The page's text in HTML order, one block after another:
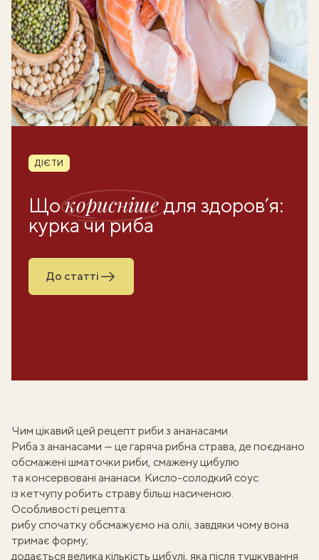
Рубрика
ДІЄТИ
Щокориснішедля здоров’я:
курка чи риба
До статті
Чим цікавий цей рецепт риби з ананасами
Риба з ананасами — цегаряча рибна страва, де поєднано
обсмажені шматочки риби, смажену цибулю
та консервовані ананаси. Кисло-солодкий соус
із кетчупу робить страву більш насиченою.
Особливості рецепта:
рибу спочатку обсмажуємо на олії, завдяки чому вона
тримає форму;
додається велика кількість цибулі, яка після тушкування